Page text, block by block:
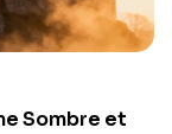
Sombre et